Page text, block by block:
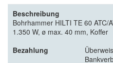
Beschreibung
Bohrhammer HILTI TE 60 ATC/
1.350 W, ø max. 40 mm, Koffer
Bezahlung